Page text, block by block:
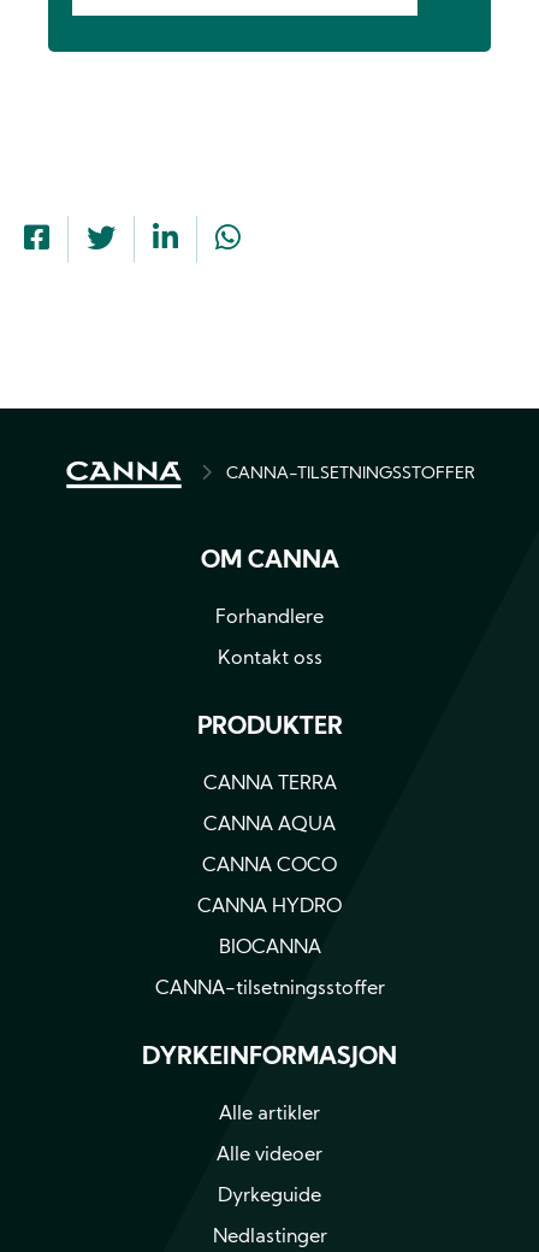
BREADCRUMBCANNA-TILSETNINGSSTOFFER
OM CANNA
Forhandlere
Kontakt oss
PRODUKTER
CANNA TERRA
CANNA AQUA
CANNA COCO
CANNA HYDRO
BIOCANNA
CANNA-tilsetningsstoffer
DYRKEINFORMASJON
Alle artikler
Alle videoer
Dyrkeguide
Nedlastinger